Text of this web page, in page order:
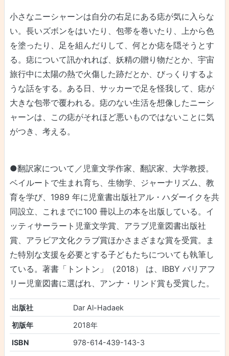
小さなニーシャーンは自分の右足にある痣が気に入らな
い。長いズボンをはいたり、包帯を巻いたり、上から色
を塗ったり、足を組んだりして、何とか痣を隠そうとす
る。痣について訊かれれば、妖精の贈り物だとか、宇宙
旅行中に太陽の熱で火傷した跡だとか、びっくりするよ
うな話をする。ある日、サッカーで足を怪我して、痣が
大きな包帯で覆われる。痣のない生活を想像したニーシ
ャーンは、この痣がそれほど悪いものではないことに気
がつき、考える。
●翻訳家について／児童文学作家、翻訳家、大学教授。
ベイルートで生まれ育ち、生物学、ジャーナリズム、教
育を学び、1989 年に児童書出版社アル・ハダーイクを共
同設立、これまでに100 冊以上の本を出版している。イ
ッティサーラート児童文学賞、アラブ児童図書出版社
賞、アラビア文化クラブ賞ほかさまざまな賞を受賞。ま
た特別な支援を必要とする子どもたちについても執筆し
ている。著書「トントン」（2018） は、IBBY バリアフ
リー児童図書に選ばれ、アンナ・リンド賞も受賞した。
出版社
Dar Al-Hadaek
初版年
2018年
ISBN
978-614-439-143-3